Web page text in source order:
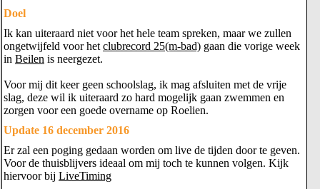
Doel
Ik kan uiteraard niet voor het hele team spreken, maar we zullen
ongetwijfeld voor het clubrecord 25(m-bad) gaan die vorige week
in Beilen is neergezet.
Voor mij dit keer geen schoolslag, ik mag afsluiten met de vrije
slag, deze wil ik uiteraard zo hard mogelijk gaan zwemmen en
zorgen voor een goede overname op Roelien.
Update 16 december 2016
Er zal een poging gedaan worden om live de tijden door te geven.
Voor de thuisblijvers ideaal om mij toch te kunnen volgen. Kijk
hiervoor bij LiveTiming